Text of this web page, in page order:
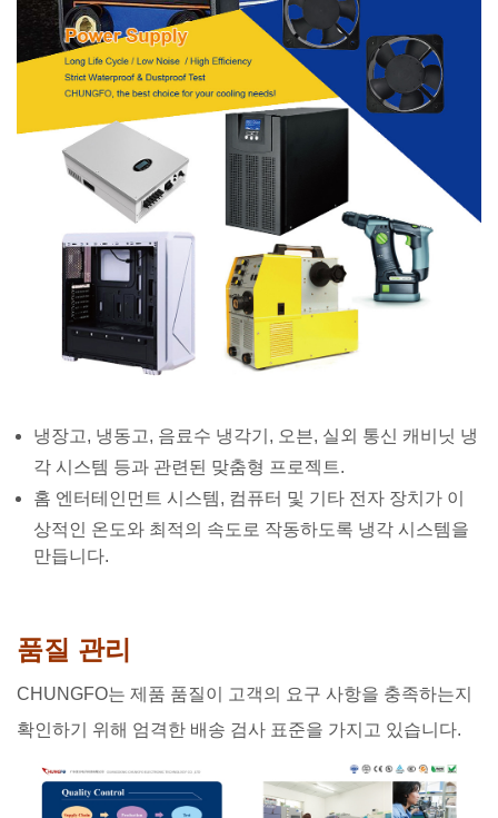
냉장고, 냉동고, 음료수 냉각기, 오븐, 실외 통신 캐비닛 냉
각 시스템 등과 관련된 맞춤형 프로젝트.
홈 엔터테인먼트 시스템, 컴퓨터 및 기타 전자 장치가 이
상적인 온도와 최적의 속도로 작동하도록 냉각 시스템을
만듭니다.
품질 관리
CHUNGFO는 제품 품질이 고객의 요구 사항을 충족하는지
확인하기 위해 엄격한 배송 검사 표준을 가지고 있습니다.